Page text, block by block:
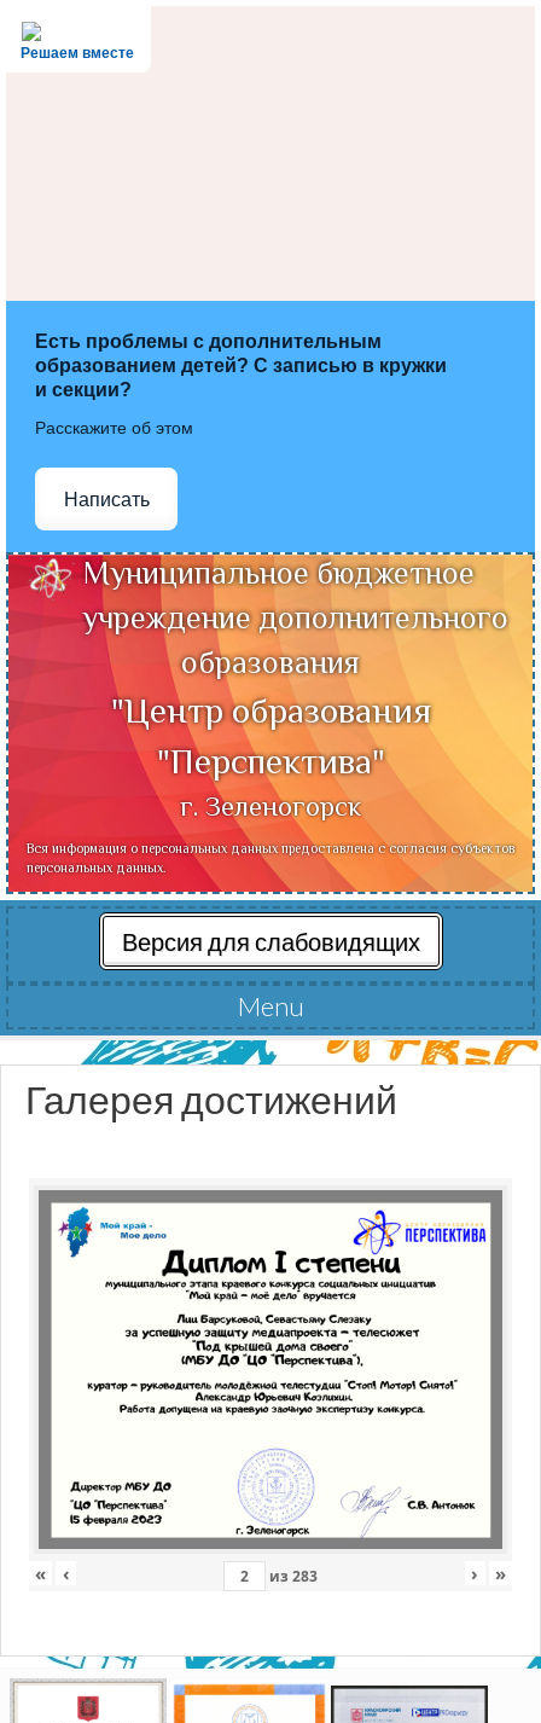
Решаем вместе
Есть проблемы с дополнительным
образованием детей? С записью в кружки
и секции?
Расскажите об этом
Написать
Муниципальное бюджетное
учреждение дополнительного
образования
"Центр образования
"Перспектива"
г. Зеленогорск
Вся информация о персональных данных предоставлена с согласия субъектов
персональных данных.
Версия для слабовидящих
Menu
Читать далее
Галерея достижений
« ‹ из 283 › »